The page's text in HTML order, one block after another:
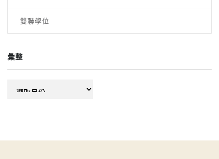
雙聯學位
彙整